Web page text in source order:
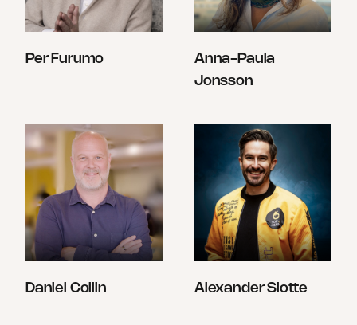
Per Furumo
Anna-Paula
Jonsson
Daniel Collin Alexander Slotte